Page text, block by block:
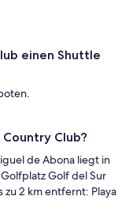
einen Shuttle
Club?
de Abona liegt in
Golf del Sur
zu 2 km entfernt: Playa